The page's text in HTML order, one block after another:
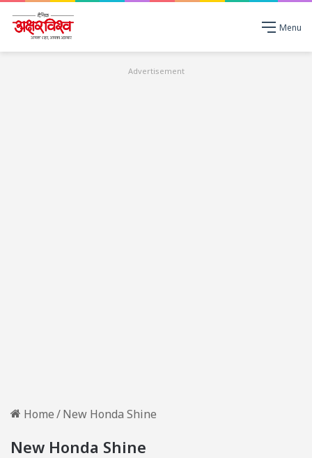
Menu
Advertisement
Home/New Honda Shine
New Honda Shine